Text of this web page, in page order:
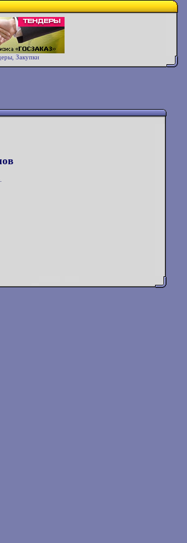
Закупки